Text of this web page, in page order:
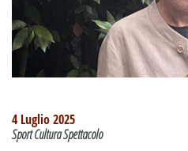
4 Luglio 2025
Sport Cultura Spettacolo